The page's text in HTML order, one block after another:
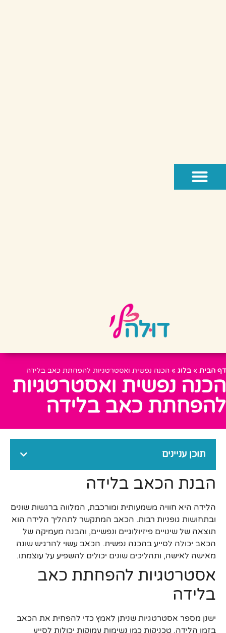
דף הבית » בלוג » הכנה נפשית ואסטרטגיות להפחתת כאב בלידה
הכנה נפשית ואסטרטגיות
להפחתת כאב בלידה
תוכן עניינים
הבנת הכאב בלידה
הלידה היא חוויה משמעותית ומורכבת, המלווה ברגשות שונים
ובתחושות גופניות רבות. הכאב המתקשר לתהליך הלידה הוא
תוצאה של שינויים פיזיולוגיים ונפשיים, והבנה מעמיקה של
הכאב יכולה לסייע בהכנה נפשית. הכאב עשוי להרגיש שונה
מאישה לאישה, ותהליכים שונים יכולים להשפיע על עוצמתו.
אסטרטגיות להפחתת כאב
בלידה
ישנן מספר אסטרטגיות שניתן לאמץ כדי להפחית את הכאב
בזמן הלידה. טכניקות כמו נשימות עמוקות יכולות לסייע